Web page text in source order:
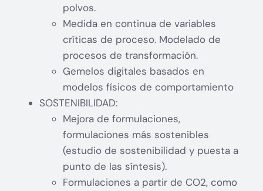
polvos.
Medida en continua de variables
críticas de proceso. Modelado de
procesos de transformación.
Gemelos digitales basados en
modelos físicos de comportamiento
SOSTENIBILIDAD:
Mejora de formulaciones,
formulaciones más sostenibles
(estudio de sostenibilidad y puesta a
punto de las síntesis).
Formulaciones a partir de CO2, como